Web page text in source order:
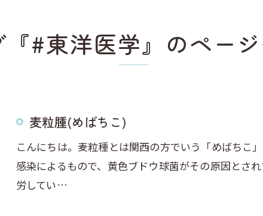
#東洋医学』のペー
麦粒腫(めばちこ)
こんにちは。麦粒種とは関西の方でいう「めばちこ
感染によるもので、黄色ブドウ球菌がその原因とさ
労してい…